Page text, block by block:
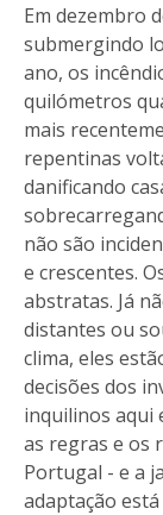
Em dezembro
submergindo
ano, os
quilómetros
mais
repentinas
danificando
não são
e crescentes.
abstratas. Já
distantes ou
clima, eles
decisões dos
inquilinos aqui
as regras e os
Portugal - e a
adaptação